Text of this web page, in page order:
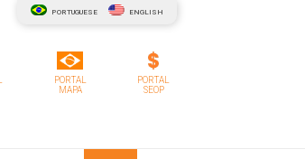
PORTUGUESE ENGLISH
PORTAL
MAPA
PORTAL
SEOP